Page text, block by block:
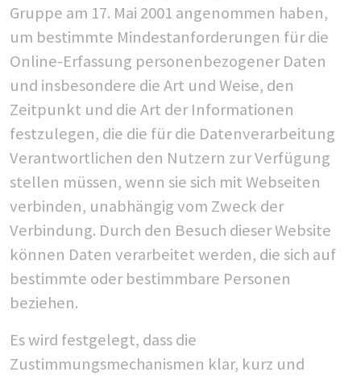
Gruppe am 17. Mai 2001 angenommen haben,
um bestimmte Mindestanforderungen für die
Online-Erfassung personenbezogener Daten
und insbesondere die Art und Weise, den
Zeitpunkt und die Art der Informationen
festzulegen, die die für die Datenverarbeitung
Verantwortlichen den Nutzern zur Verfügung
stellen müssen, wenn sie sich mit Webseiten
verbinden, unabhängig vom Zweck der
Verbindung. Durch den Besuch dieser Website
können Daten verarbeitet werden, die sich auf
bestimmte oder bestimmbare Personen
beziehen.
Es wird festgelegt, dass die
Zustimmungsmechanismen klar, kurz und